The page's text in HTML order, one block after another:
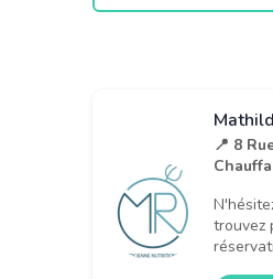
📍 8
trouvez